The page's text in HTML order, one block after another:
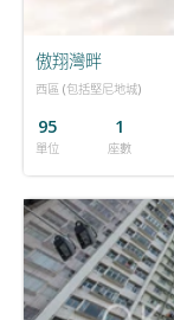
傲翔灣畔
西區 (包括堅尼地城)
95
單位
1
座數